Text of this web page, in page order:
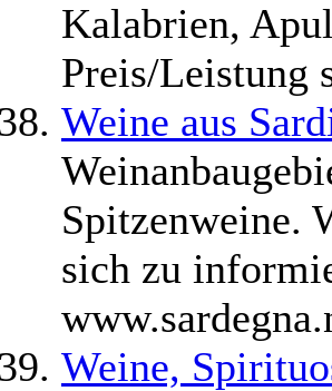
Kalabrien,
Preis/Leistung
Weine aus
Spitzenweine.
sich zu
Weine,